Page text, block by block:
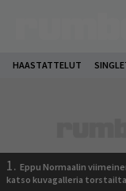
HAASTATTELUT
1. Eppu Normaalin
katso kuvagalleria